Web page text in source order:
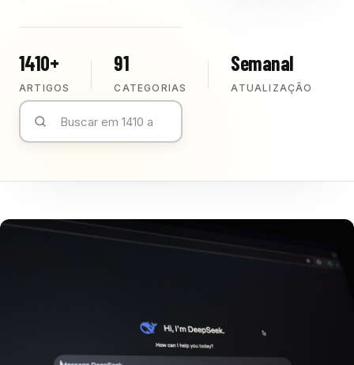
1410+
ARTIGOS
91
CATEGORIAS
Semanal
ATUALIZAÇÃO